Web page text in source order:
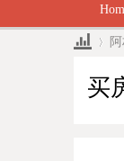
买